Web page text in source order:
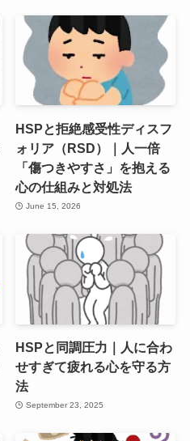
HSPと拒絶感受性ディスフ
ォリア（RSD）｜人一倍
「傷つきやすさ」を抱える
心の仕組みと対処法
June 15, 2026
HSPと同調圧力｜人に合わ
せすぎて疲れる心を守る方
法
September 23, 2025